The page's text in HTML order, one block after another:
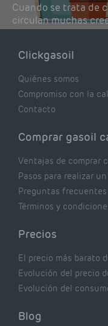
Cuando se trata de
circulan muchas
lógicas pero que, en
de tu caldera.
Clickgasoil
Quiénes somos
Compromiso con la
Contacto
Comprar gasoil
Ventajas de comprar
Pasos para realizar
Preguntas frecuentes
Términos y
Precios
El precio más barato
Evolución del precio
Evolución del
Blog